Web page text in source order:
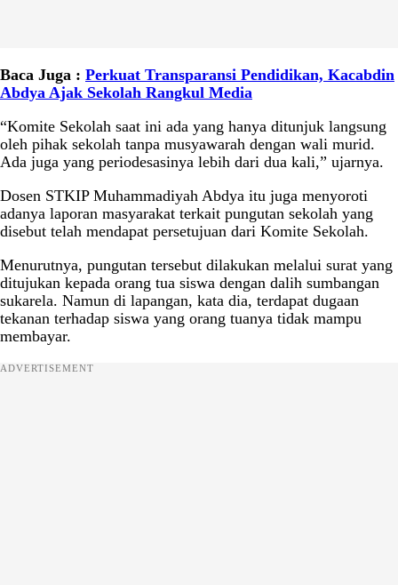
Baca Juga : Perkuat Transparansi Pendidikan, Kacabdin
Abdya Ajak Sekolah Rangkul Media
“Komite Sekolah saat ini ada yang hanya ditunjuk langsung
oleh pihak sekolah tanpa musyawarah dengan wali murid.
Ada juga yang periodesasinya lebih dari dua kali,” ujarnya.
Dosen STKIP Muhammadiyah Abdya itu juga menyoroti
adanya laporan masyarakat terkait pungutan sekolah yang
disebut telah mendapat persetujuan dari Komite Sekolah.
Menurutnya, pungutan tersebut dilakukan melalui surat yang
ditujukan kepada orang tua siswa dengan dalih sumbangan
sukarela. Namun di lapangan, kata dia, terdapat dugaan
tekanan terhadap siswa yang orang tuanya tidak mampu
membayar.
ADVERTISEMENT